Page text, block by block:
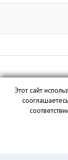
База данных
Этот сайт